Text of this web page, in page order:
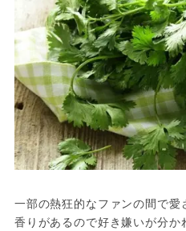
一部の熱狂的なファンの間で
香りがあるので好き嫌いが分